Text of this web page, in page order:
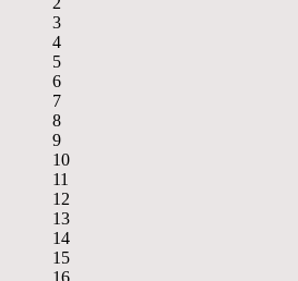
3
4
5
6
7
8
9
10
11
12
13
14
15